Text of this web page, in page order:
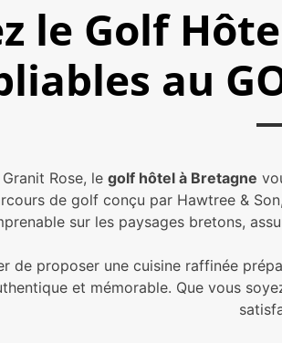
le Golf
au
Rose, le golf hôtel à Bretagne
de golf conçu par Hawtree &
sur les paysages bretons,
de proposer une cuisine raffinée
et mémorable. Que vous